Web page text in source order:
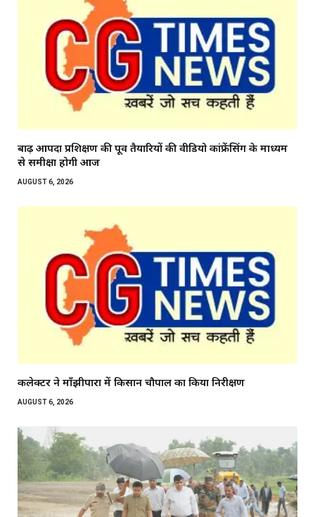
बाढ़ आपदा प्रशिक्षण की पूर्व तैयारियों की वीडियो कांफ्रेंसिंग के माध्यम
से समीक्षा होगी आज
AUGUST 6, 2026
कलेक्टर ने माँझीपारा में किसान चौपाल का किया निरीक्षण
AUGUST 6, 2026